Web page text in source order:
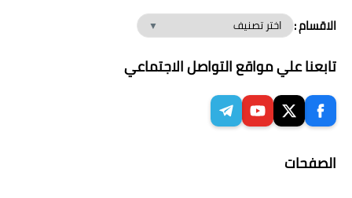
الاقسام :
تابعنا علي مواقع التواصل الاجتماعي
الصفحات